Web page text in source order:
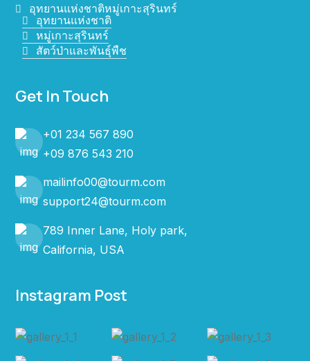
อุทยานแห่งชาติหมู่เกาะสุรินทร์
อุทยานแห่งชาติ
หมู่เกาะสุรินทร์
สัตว์ป่าและพันธุ์พืช
Get In Touch
+01 234 567 890
+09 876 543 210
mailinfo00@tourm.com
support24@tourm.com
789 Inner Lane, Holy park,
California, USA
Instagram Post